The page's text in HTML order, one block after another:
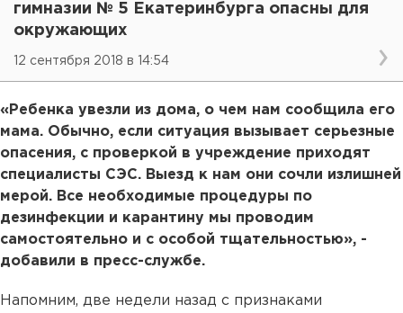
гимназии № 5 Екатеринбурга опасны для
окружающих
12 сентября 2018 в 14:54
«Ребенка увезли из дома, о чем нам сообщила его
мама. Обычно, если ситуация вызывает серьезные
опасения, с проверкой в учреждение приходят
специалисты СЭС. Выезд к нам они сочли излишней
мерой. Все необходимые процедуры по
дезинфекции и карантину мы проводим
самостоятельно и с особой тщательностью», -
добавили в пресс-службе.
Напомним, две недели назад с признаками